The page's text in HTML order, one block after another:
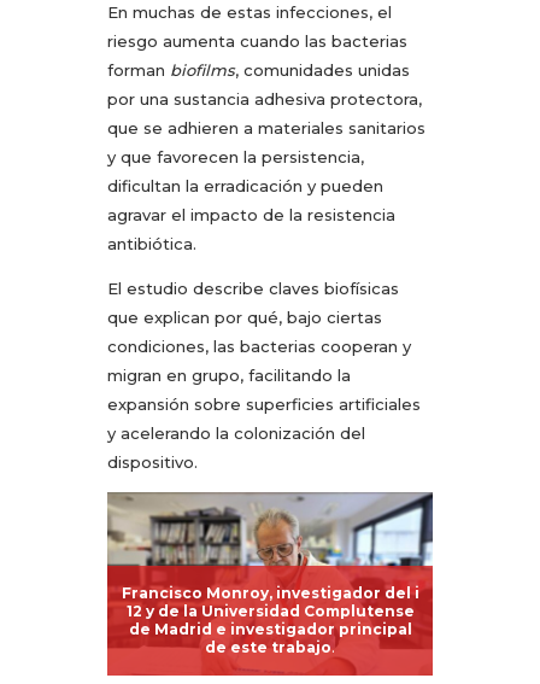
En muchas de estas infecciones, el
riesgo aumenta cuando las bacterias
forman biofilms, comunidades unidas
por una sustancia adhesiva protectora,
que se adhieren a materiales sanitarios
y que favorecen la persistencia,
dificultan la erradicación y pueden
agravar el impacto de la resistencia
antibiótica.
El estudio describe claves biofísicas
que explican por qué, bajo ciertas
condiciones, las bacterias cooperan y
migran en grupo, facilitando la
expansión sobre superficies artificiales
y acelerando la colonización del
dispositivo.
Francisco Monroy, investigador del i
12 y de la Universidad Complutense
de Madrid e investigador principal
de este trabajo.